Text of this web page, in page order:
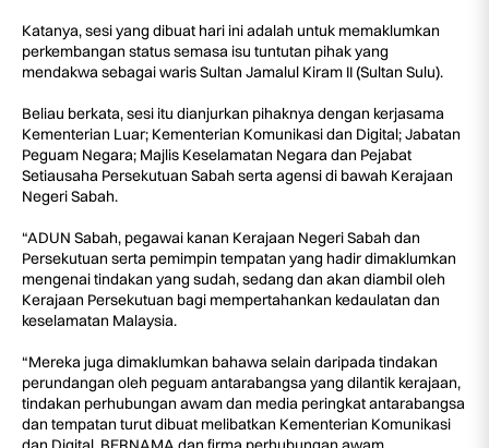
Katanya, sesi yang dibuat hari ini adalah untuk memaklumkan
perkembangan status semasa isu tuntutan pihak yang
mendakwa sebagai waris Sultan Jamalul Kiram II (Sultan Sulu).
Beliau berkata, sesi itu dianjurkan pihaknya dengan kerjasama
Kementerian Luar; Kementerian Komunikasi dan Digital; Jabatan
Peguam Negara; Majlis Keselamatan Negara dan Pejabat
Setiausaha Persekutuan Sabah serta agensi di bawah Kerajaan
Negeri Sabah.
“ADUN Sabah, pegawai kanan Kerajaan Negeri Sabah dan
Persekutuan serta pemimpin tempatan yang hadir dimaklumkan
mengenai tindakan yang sudah, sedang dan akan diambil oleh
Kerajaan Persekutuan bagi mempertahankan kedaulatan dan
keselamatan Malaysia.
“Mereka juga dimaklumkan bahawa selain daripada tindakan
perundangan oleh peguam antarabangsa yang dilantik kerajaan,
tindakan perhubungan awam dan media peringkat antarabangsa
dan tempatan turut dibuat melibatkan Kementerian Komunikasi